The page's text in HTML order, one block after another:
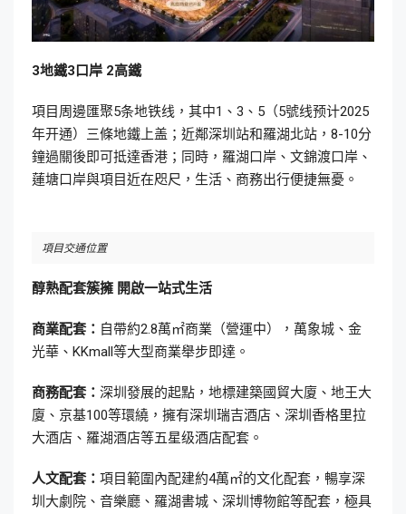
3地鐵3口岸 2高鐵
項目周邊匯聚5条地铁线，其中1、3、5（5號线预计2025
年开通）三條地鐵上盖；近鄰深圳站和羅湖北站，8-10分
鐘過關後即可抵達香港；同時，羅湖口岸、文錦渡口岸、
蓮塘口岸與項目近在咫尺，生活、商務出行便捷無憂。
項目交通位置
醇熟配套簇擁 開啟一站式生活
商業配套： 自帶約2.8萬㎡商業（營運中），萬象城、金
光華、KKmall等大型商業舉步即達。
商務配套： 深圳發展的起點，地標建築國貿大廈、地王大
廈、京基100等環繞，擁有深圳瑞吉酒店、深圳香格里拉
大酒店、羅湖酒店等五星级酒店配套。
人文配套： 項目範圍內配建約4萬㎡的文化配套，暢享深
圳大劇院、音樂廳、羅湖書城、深圳博物館等配套，極具